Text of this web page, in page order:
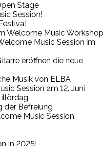
Stage
Session!
Welcome Music Workshop
Music Session im
eröffnen die neue
Musik von ELBA
Session am 12. Juni
der Befreiung
Music Session
in 2025!